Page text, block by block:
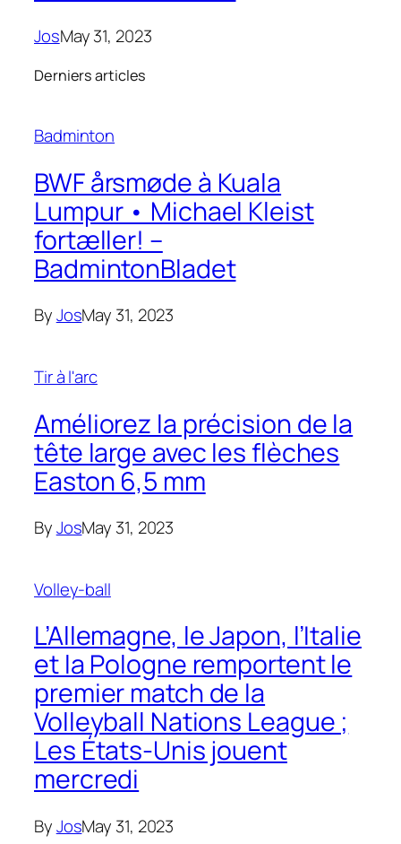
JosMay 31, 2023
Derniers articles
Badminton
BWF årsmøde à Kuala
Lumpur • Michael Kleist
fortæller! –
BadmintonBladet
ByJosMay 31, 2023
Tir à l'arc
Améliorez la précision de la
tête large avec les flèches
Easton 6,5 mm
ByJosMay 31, 2023
Volley-ball
L’Allemagne, le Japon, l’Italie
et la Pologne remportent le
premier match de la
Volleyball Nations League ;
Les États-Unis jouent
mercredi
ByJosMay 31, 2023